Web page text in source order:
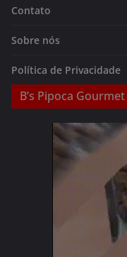
Contato
Sobre nós
Política de Privacidade
B’s Pipoca Gourmet